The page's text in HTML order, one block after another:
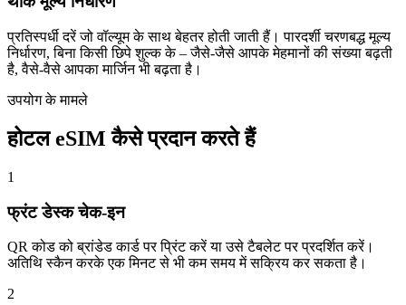
प्रतिस्पर्धी दरें जो वॉल्यूम के साथ बेहतर होती जाती हैं। पारदर्शी चरणबद्ध मूल्य
निर्धारण, बिना किसी छिपे शुल्क के – जैसे-जैसे आपके मेहमानों की संख्या बढ़ती
है, वैसे-वैसे आपका मार्जिन भी बढ़ता है।
उपयोग के मामले
होटल eSIM कैसे प्रदान करते हैं
1
फ्रंट डेस्क चेक-इन
QR कोड को ब्रांडेड कार्ड पर प्रिंट करें या उसे टैबलेट पर प्रदर्शित करें।
अतिथि स्कैन करके एक मिनट से भी कम समय में सक्रिय कर सकता है।
2